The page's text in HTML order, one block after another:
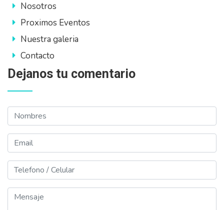
Nosotros
Proximos Eventos
Nuestra galeria
Contacto
Dejanos tu comentario
Nombres
Email
Telefono
Mensaje